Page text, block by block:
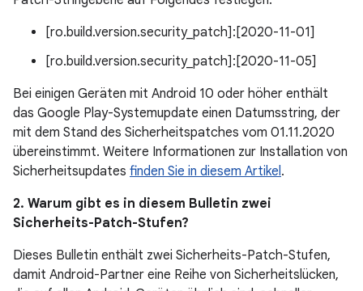
[ro.build.version.security_patch]:[2020-11-01]
[ro.build.version.security_patch]:[2020-11-05]
Bei einigen Geräten mit Android 10 oder höher enthält
das Google Play-Systemupdate einen Datumsstring, der
mit dem Stand des Sicherheitspatches vom 01.11.2020
übereinstimmt. Weitere Informationen zur Installation von
Sicherheitsupdates finden Sie in diesem Artikel.
2. Warum gibt es in diesem Bulletin zwei
Sicherheits-Patch-Stufen?
Dieses Bulletin enthält zwei Sicherheits-Patch-Stufen,
damit Android-Partner eine Reihe von Sicherheitslücken,